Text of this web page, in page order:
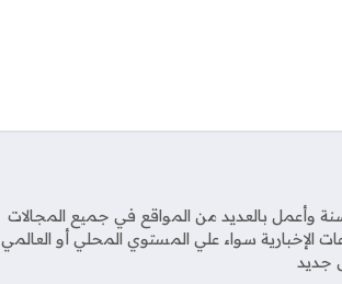
متخصص في الشأن السعودي أكتب من 15 سنة وأعمل بالعديد من المواقع في جميع المجالات
الإخبارية سواء علي المستوي المحلي أو العالمي
جديد